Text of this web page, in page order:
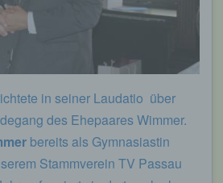
in seiner Laudatio über
des Ehepaares Wimmer.
bereits als Gymnasiastin
Stammverein TV Passau